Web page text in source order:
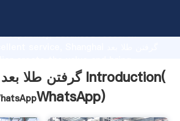
capability, advanced research
گرفتن طلا بعد از سنگ شکن Introduction(
WhatsApp)